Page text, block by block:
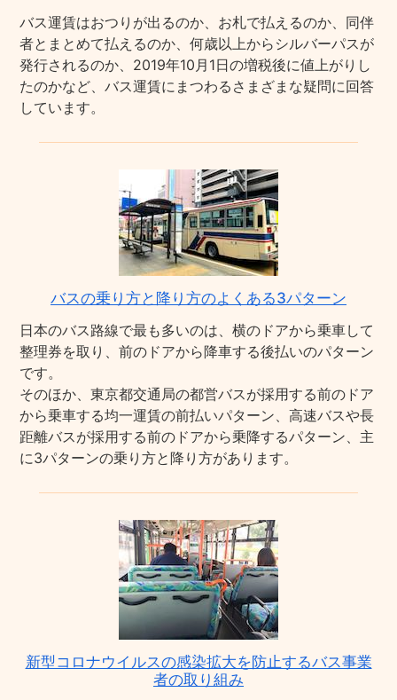
バス運賃はおつりが出るのか、お札で払えるのか、同伴
者とまとめて払えるのか、何歳以上からシルバーパスが
発行されるのか、2019年10月1日の増税後に値上がりし
たのかなど、バス運賃にまつわるさまざまな疑問に回答
しています。
バスの乗り方と降り方のよくある3パターン
日本のバス路線で最も多いのは、横のドアから乗車して
整理券を取り、前のドアから降車する後払いのパターン
です。
そのほか、東京都交通局の都営バスが採用する前のドア
から乗車する均一運賃の前払いパターン、高速バスや長
距離バスが採用する前のドアから乗降するパターン、主
に3パターンの乗り方と降り方があります。
新型コロナウイルスの感染拡大を防止するバス事業
者の取り組み